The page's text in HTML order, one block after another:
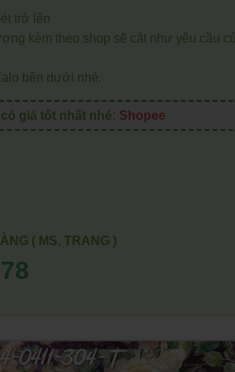
trở lên
kèm theo shop sẽ cắt như yêu cầu
bên dưới nhé.
giá tốt nhất nhé: Shopee
( MS. TRANG )